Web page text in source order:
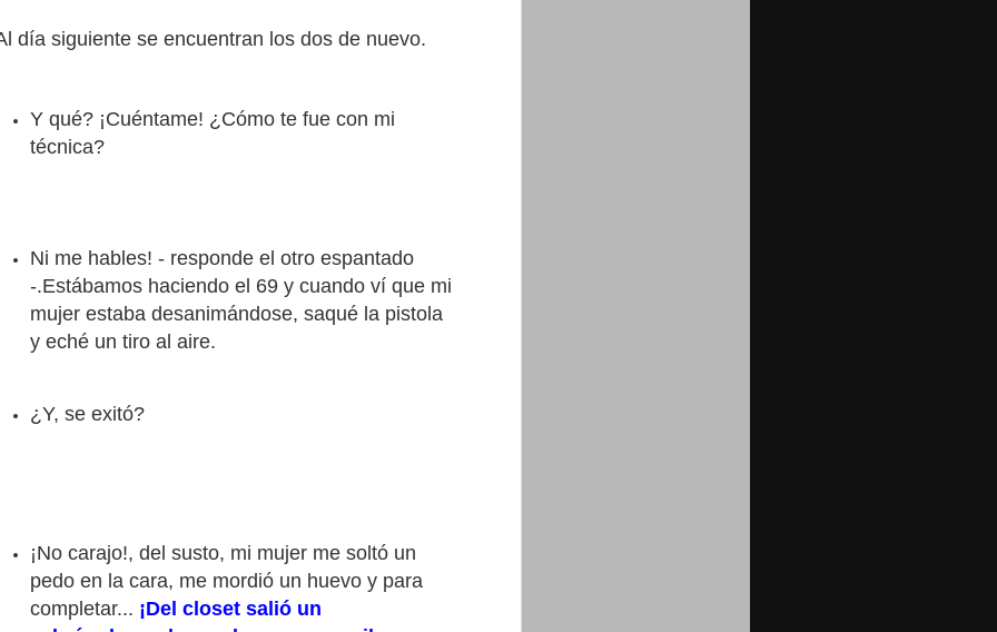
día siguiente se encuentran los dos de nuevo.
Y qué? ¡Cuéntame! ¿Cómo te fue con mi
técnica?
Ni me hables! - responde el otro espantado
-.Estábamos haciendo el 69 y cuando ví que mi
mujer estaba desanimándose, saqué la pistola
y eché un tiro al aire.
¿Y, se exitó?
¡No carajo!, del susto, mi mujer me soltó un
pedo en la cara, me mordió un huevo y para
completar... ¡Del closet salió un